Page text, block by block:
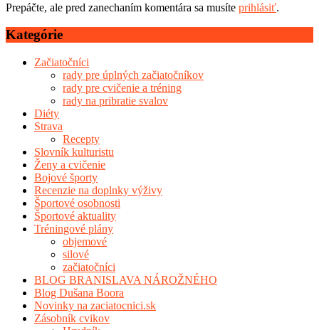
Prepáčte, ale pred zanechaním komentára sa musíte prihlásiť.
Kategórie
Začiatočníci
rady pre úplných začiatočníkov
rady pre cvičenie a tréning
rady na pribratie svalov
Diéty
Strava
Recepty
Slovník kulturistu
Ženy a cvičenie
Bojové športy
Recenzie na doplnky výživy
Športové osobnosti
Športové aktuality
Tréningové plány
objemové
silové
začiatočníci
BLOG BRANISLAVA NÁROŽNÉHO
Blog Dušana Boora
Novinky na zaciatocnici.sk
Zásobník cvikov